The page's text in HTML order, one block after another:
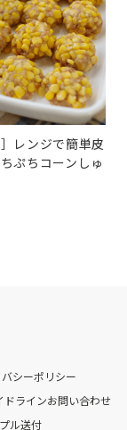
］レンジで簡単皮
ぷちコーンしゅ
シーポリシー
ドラインお問い合わせ
ル送付